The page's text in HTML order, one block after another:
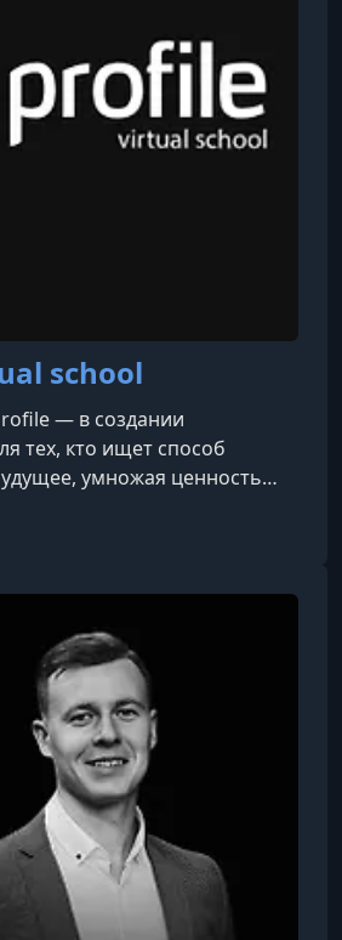
school
— в создании
тех, кто ищет способ
умножая ценность
Их цель —
стандартов онлайн-
моделям и методикам.